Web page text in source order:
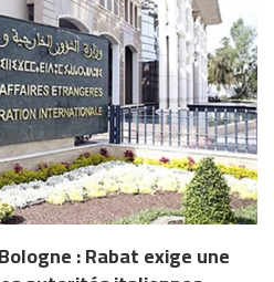
: Rabat exige une